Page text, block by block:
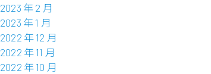
2023 年 2 月
2023 年 1 月
2022 年 12 月
2022 年 11 月
2022 年 10 月